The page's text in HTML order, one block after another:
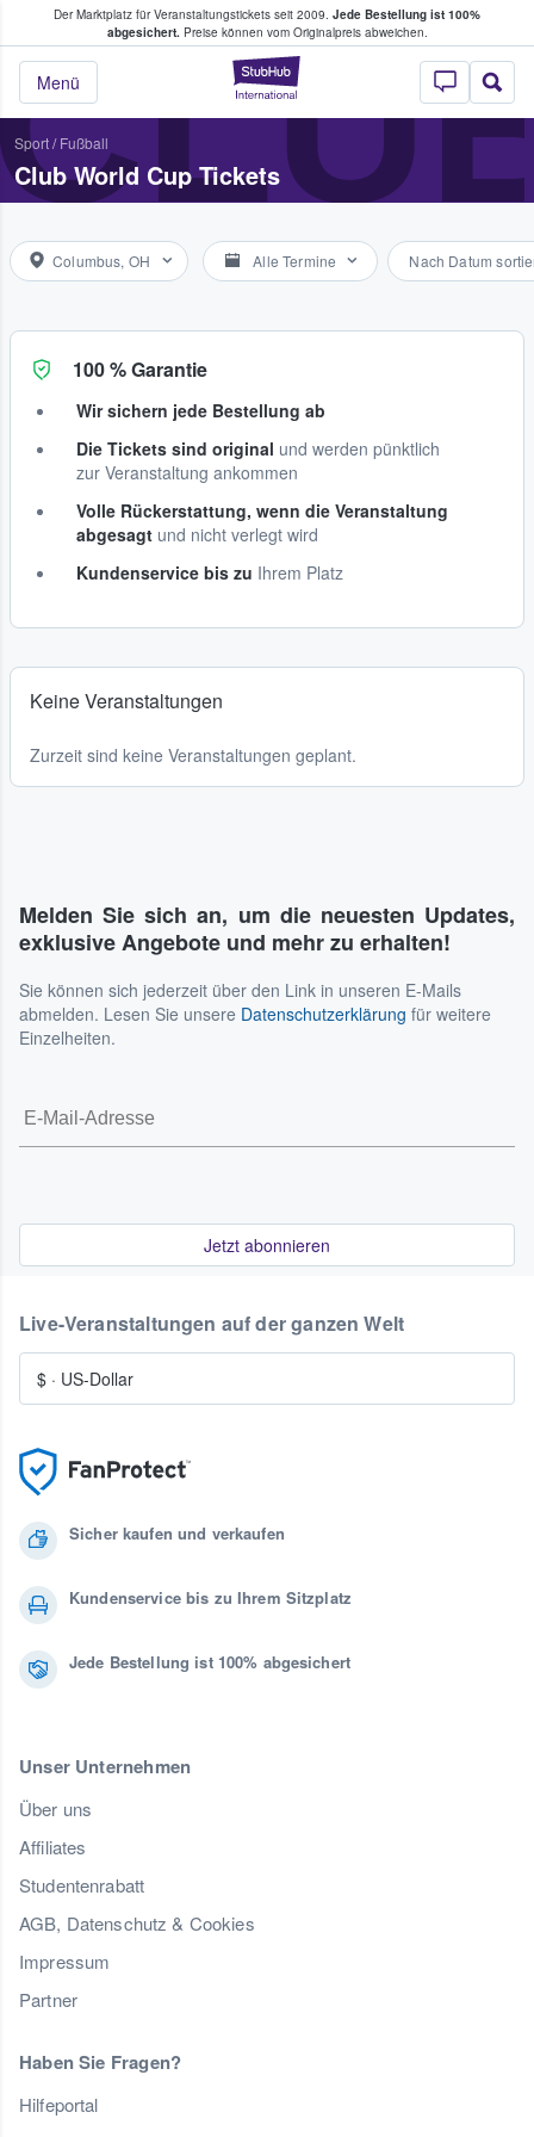
Der Marktplatz für Veranstaltungstickets seit 2009. Jede Bestellung ist 100%
abgesichert.Preise können vom Originalpreis abweichen.
StubHub - Wo
Menü
Tickets kaufen & verkaufen
Sport/ Fußball
Club World Cup Tickets
Columbus, OH Alle Termine Nach Datum
100 % Garantie
Wir sichern jede Bestellung ab
Die Tickets sind original und werden pünktlich
zur Veranstaltung ankommen
Volle Rückerstattung, wenn die Veranstaltung
abgesagt und nicht verlegt wird
Kundenservice bis zu Ihrem Platz
Keine Veranstaltungen
Zurzeit sind keine Veranstaltungen geplant.
Melden Sie sich an, um die neuesten Updates,
exklusive Angebote und mehr zu erhalten!
Sie können sich jederzeit über den Link in unseren E-Mails
abmelden. Lesen Sie unsere Datenschutzerklärung für weitere
Einzelheiten.
Jetzt abonnieren
Sicher kaufen und verkaufen
Kundenservice bis zu Ihrem Sitzplatz
Jede Bestellung ist 100% abgesichert
Unser Unternehmen
Über uns
Affiliates
Studentenrabatt
AGB, Datenschutz & Cookies
Impressum
Partner
Haben Sie Fragen?
Hilfeportal
Live-Veranstaltungen auf der ganzen Welt
$ · US-Dollar